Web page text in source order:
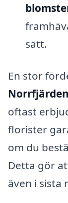
sätt.
En stor
Norrfjärden
oftast
florister
om du
Detta gör
även i sista